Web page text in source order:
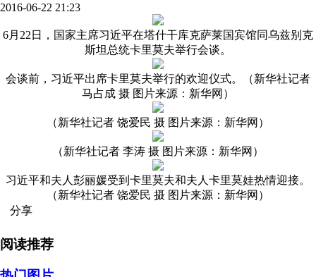
2016-06-22 21:23
6月22日，国家主席习近平在塔什干库克萨莱国宾馆同乌兹别克
斯坦总统卡里莫夫举行会谈。
会谈前，习近平出席卡里莫夫举行的欢迎仪式。（新华社记者
马占成 摄 图片来源：新华网）
（新华社记者 饶爱民 摄 图片来源：新华网）
（新华社记者 李涛 摄 图片来源：新华网）
习近平和夫人彭丽媛受到卡里莫夫和夫人卡里莫娃热情迎接。
（新华社记者 饶爱民 摄 图片来源：新华网）
分享
阅读推荐